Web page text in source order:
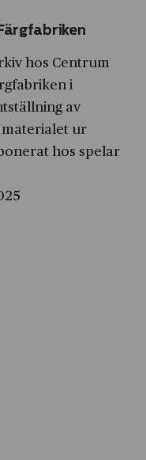
hos Centrum
i
av
ur
hos spelar